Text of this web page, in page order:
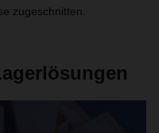
zugeschnitten.